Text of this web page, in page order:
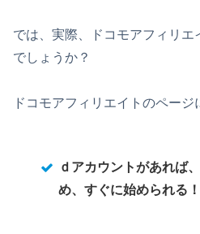
では、実際、ドコモアフィリ
でしょうか？
ドコモアフィリエイトのページ
ｄアカウントがあれば
め、すぐに始められる！